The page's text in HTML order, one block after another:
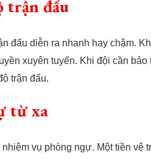
trận đấu
đấu diễn ra nhanh hay chậm.
xuyên tuyến. Khi đội cần
trận đấu.
từ xa
vụ phòng ngự. Một tiền vệ